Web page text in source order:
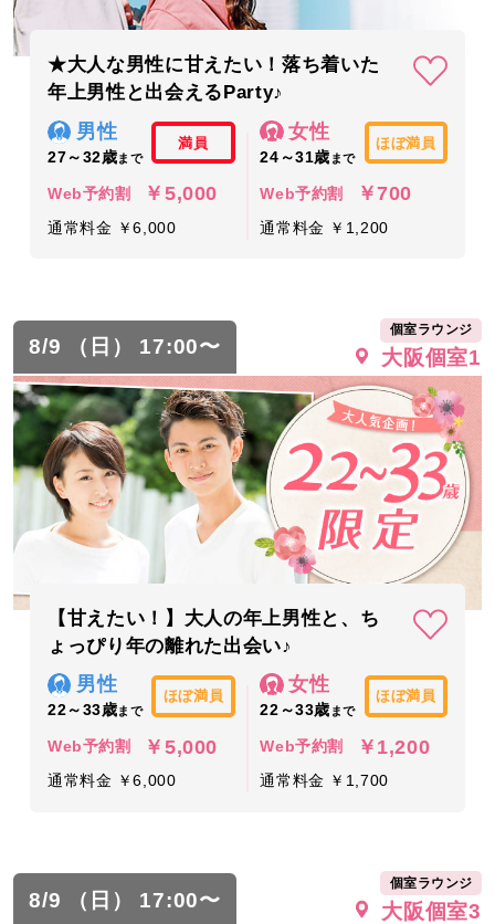
★大人な男性に甘えたい！落ち着いた
年上男性と出会えるParty♪
男性
27～32歳まで
満員
Web予約割 ￥5,000
通常料金 ￥6,000
女性
24～31歳 まで
ほぼ満員
Web予約割 ￥700
通常料金 ￥1,200
8/9 （日） 17:00〜
個室ラウンジ
大阪個室1
【甘えたい！】大人の年上男性と、ち
ょっぴり年の離れた出会い♪
男性
22～33歳まで
ほぼ満員
Web予約割 ￥5,000
通常料金 ￥6,000
女性
22～33歳 まで
ほぼ満員
Web予約割 ￥1,200
通常料金 ￥1,700
8/9 （日） 17:00〜
個室ラウンジ
大阪個室3